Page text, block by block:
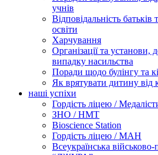
учнів
Відповідальність батьків
освіти
Харчування
Організації та установи,
випадку насильства
Поради щодо булінгу та
Як врятувати дитину від
наші успіхи
Гордість ліцею /
ЗНО / НМТ
Bioscience Station
Гордість ліцею / МАН
Всеукраїнська військово-